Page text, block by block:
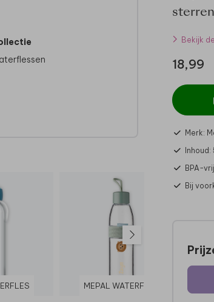
MEPAL WATERFLES
sterren
Bekijk
18,99
Merk:
BPA-
Bij